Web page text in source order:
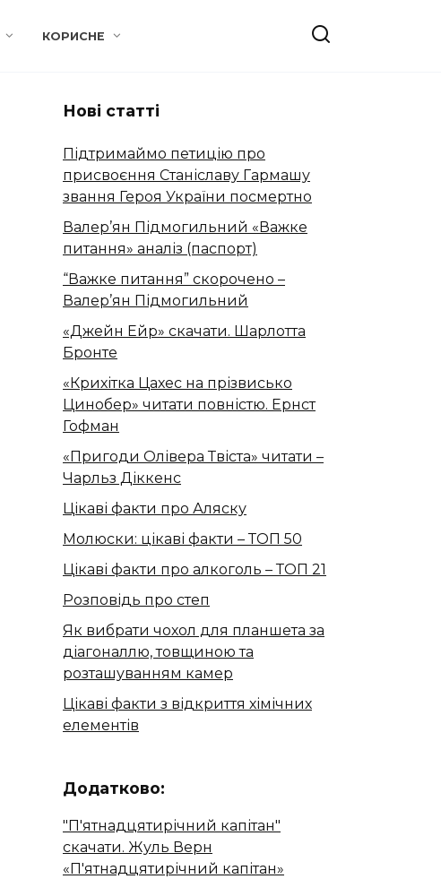
КОРИСНЕ
Нові статті
Підтримаймо петицію про
присвоєння Станіславу Гармашу
звання Героя України посмертно
Валер’ян Підмогильний «Важке
питання» аналіз (паспорт)
“Важке питання” скорочено –
Валер’ян Підмогильний
«Джейн Ейр» скачати. Шарлотта
Бронте
«Крихітка Цахес на прізвисько
Цинобер» читати повністю. Ернст
Гофман
«Пригоди Олівера Твіста» читати –
Чарльз Діккенс
Цікаві факти про Аляску
Молюски: цікаві факти – ТОП 50
Цікаві факти про алкоголь – ТОП 21
Розповідь про степ
Як вибрати чохол для планшета за
діагоналлю, товщиною та
розташуванням камер
Цікаві факти з відкриття хімічних
елементів
Додатково:
"П'ятнадцятирічний капітан"
скачати. Жуль Верн
«П'ятнадцятирічний капітан»